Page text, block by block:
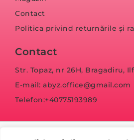
Contact
Politica privind returnările și
Contact
Str. Topaz, nr 26H, Bragadiru,
E-mail: abyz.office@gmail.com
Telefon:+40775193989